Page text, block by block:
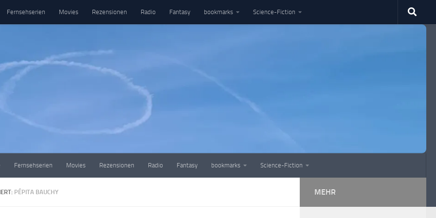
Fernsehserien Movies Rezensionen Radio Fantasy bookmarks Science-Fiction
Fernsehserien Movies Rezensionen Radio Fantasy bookmarks Science-Fiction
PÉPITA BAUCHY MEHR